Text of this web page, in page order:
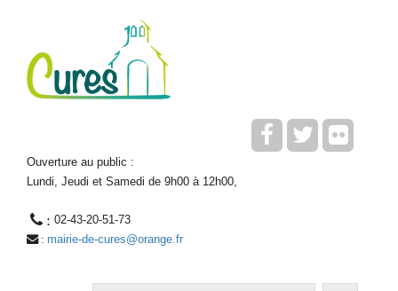
Ouverture au public :
Lundi, Jeudi et Samedi de 9h00 à 12h00,
: 02-43-20-51-73
: mairie-de-cures@orange.fr